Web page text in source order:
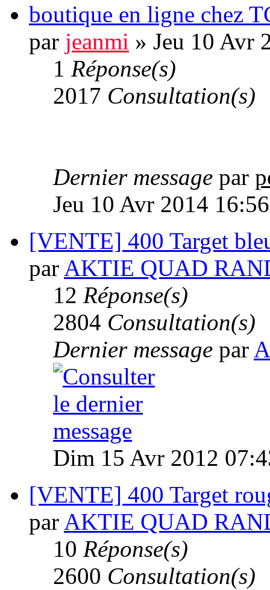
boutique en ligne chez
par jeanmi » Jeu 10 Avr
1 Réponse(s)
2017 Consultation(s)
Dernier message par
Jeu 10 Avr 2014 16:56
[VENTE] 400 Target
par AKTIE QUAD
12 Réponse(s)
2804 Consultation(s)
Dernier message par
Dim 15 Avr 2012
[VENTE] 400 Target
par AKTIE QUAD
10 Réponse(s)
2600 Consultation(s)